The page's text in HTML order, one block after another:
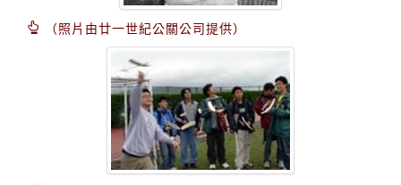
（照片由廿一世紀公關公司提供）